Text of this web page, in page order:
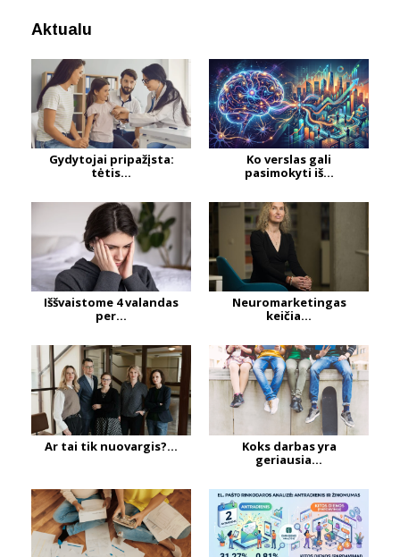
Aktualu
Gydytojai pripažįsta:
tėtis...
Ko verslas gali
pasimokyti iš...
Iššvaistome 4 valandas
per...
Neuromarketingas
keičia...
Ar tai tik nuovargis?...
Koks darbas yra
geriausia...